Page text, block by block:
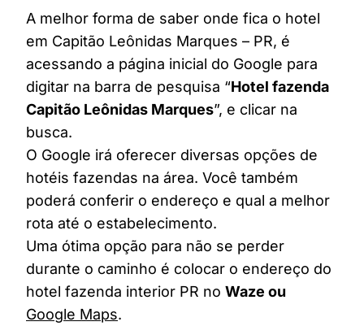
A melhor forma de saber onde fica o hotel
em Capitão Leônidas Marques – PR, é
acessando a página inicial do Google para
digitar na barra de pesquisa “Hotel fazenda
Capitão Leônidas Marques”, e clicar na
busca.
O Google irá oferecer diversas opções de
hotéis fazendas na área. Você também
poderá conferir o endereço e qual a melhor
rota até o estabelecimento.
Uma ótima opção para não se perder
durante o caminho é colocar o endereço do
hotel fazenda interior PR no Waze ou
Google Maps.